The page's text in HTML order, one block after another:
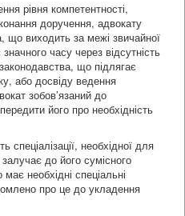
рівня компетентності,
доручення, адвокату
що виходить за межі звичайної
часу через відсутність
що підлягає
або досвіду ведення
зобов’язаний до
його про необхідність
спеціалізації, необхідної для
до його сумісного
необхідні спеціальні
про це до укладення